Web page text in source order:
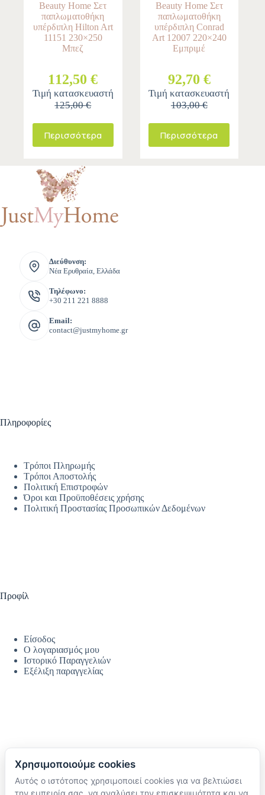
Beauty Home Σετ
παπλωματοθήκη
υπέρδιπλη Hilton Art
11151 230×250
Μπεζ
112,50 €
Τιμή κατασκευαστή
125,00 €
Περισσότερα
Beauty Home Σετ
παπλωματοθήκη
υπέρδιπλη Conrad
Art 12007 220×240
Εμπριμέ
92,70 €
Τιμή κατασκευαστή
103,00 €
Περισσότερα
Διεύθυνση:
Νέα Ερυθραία, Ελλάδα
Τηλέφωνο:
+30 211 221 8888
Email:
contact@justmyhome.gr
Πληροφορίες
Τρόποι Πληρωμής
Τρόποι Αποστολής
Πολιτική Επιστροφών
Όροι και Προϋποθέσεις χρήσης
Πολιτική Προστασίας Προσωπικών Δεδομένων
Προφίλ
Είσοδος
Ο λογαριασμός μου
Ιστορικό Παραγγελιών
Εξέλιξη παραγγελίας
Ακολουθήστε μας
Χρησιμοποιούμε cookies
Αυτός ο ιστότοπος χρησιμοποιεί cookies για να βελτιώσει
την εμπειρία σας, να αναλύσει την επισκεψιμότητα και να